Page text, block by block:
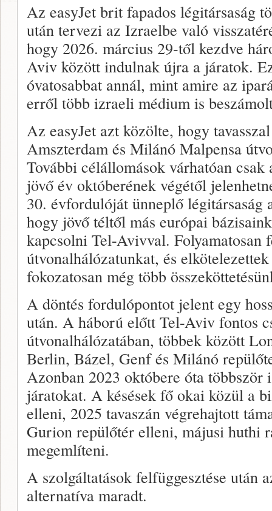
Az easyJet brit fapados légitársaság
után tervezi az Izraelbe való
hogy 2026. március 29-től kezdve
Aviv között indulnak újra a járatok.
óvatosabbat annál, mint amire az
erről több izraeli médium is
Az easyJet azt közölte, hogy
Amszterdam és Milánó Malpensa
További célállomások várhatóan
jövő év októberének végétől
30. évfordulóját ünneplő légitársaság
hogy jövő téltől más európai
kapcsolni Tel-Avivval. Folyamatosan
útvonalhálózatunkat, és
fokozatosan még több
A döntés fordulópontot jelent egy
után. A háború előtt Tel-Aviv fontos
útvonalhálózatában, többek között
Berlin, Bázel, Genf és Milánó
Azonban 2023 októbere óta többször
járatokat. A késések fő okai közül a
elleni, 2025 tavaszán végrehajtott
Gurion repülőtér elleni, májusi huthi
megemlíteni.
A szolgáltatások felfüggesztése után
alternatíva maradt.